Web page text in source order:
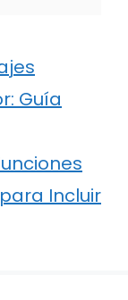
Guía
Incluir